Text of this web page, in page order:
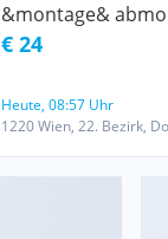
&montage&
Transport Wien
€ 24
Heute, 08:57 Uhr
1220 Wien, 22. Bezirk,